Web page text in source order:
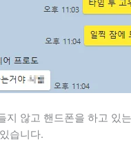
지 않고 핸드폰을 하고 있
습니다.